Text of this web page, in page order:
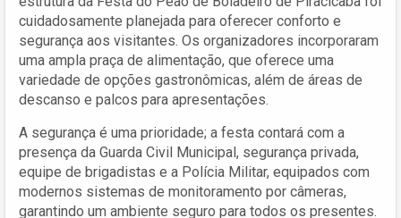
cuidadosamente planejada para oferecer conforto e
segurança aos visitantes. Os organizadores incorporaram
uma ampla praça de alimentação, que oferece uma
variedade de opções gastronômicas, além de áreas de
descanso e palcos para apresentações.
A segurança é uma prioridade; a festa contará com a
presença da Guarda Civil Municipal, segurança privada,
equipe de brigadistas e a Polícia Militar, equipados com
modernos sistemas de monitoramento por câmeras,
garantindo um ambiente seguro para todos os presentes.